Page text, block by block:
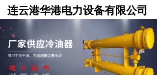
连云港华港电力设备有限公司